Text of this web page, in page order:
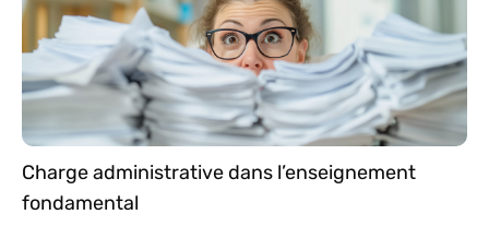
Charge administrative dans l’enseignement
fondamental